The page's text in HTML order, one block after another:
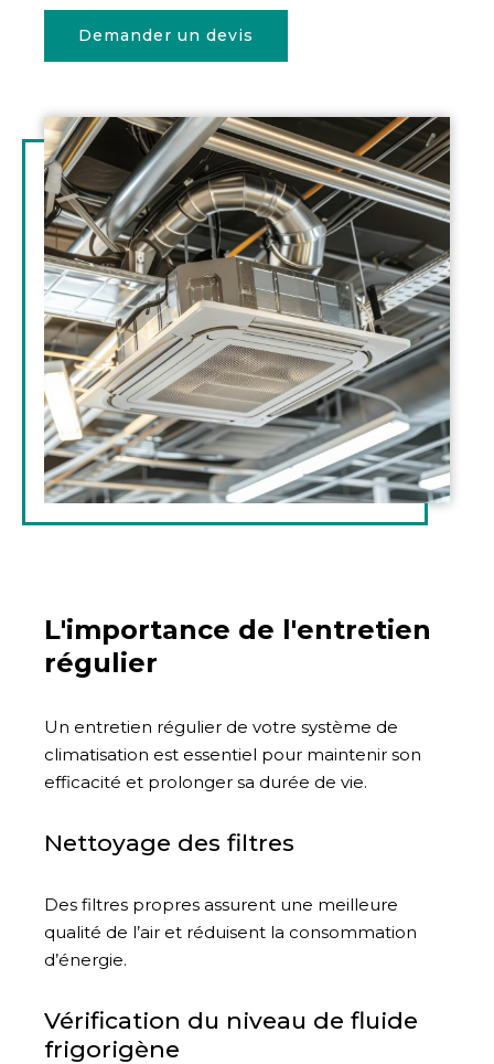
Demander un devis
Illustration
d'introduction
L'importance de l'entretien
régulier
Un entretien régulier de votre système de
climatisation est essentiel pour maintenir son
efficacité et prolonger sa durée de vie.
Nettoyage des filtres
Des filtres propres assurent une meilleure
qualité de l’air et réduisent la consommation
d’énergie.
Vérification du niveau de fluide
frigorigène